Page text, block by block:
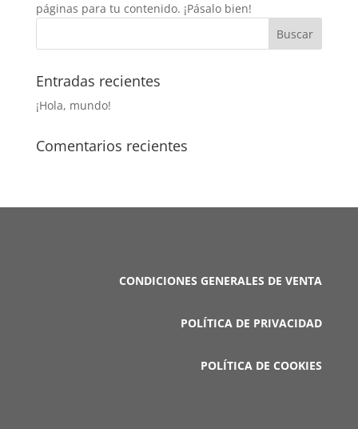
páginas para tu contenido. ¡Pásalo bien!
Entradas recientes
¡Hola, mundo!
Comentarios recientes
CONDICIONES GENERALES DE VENTA
POLÍTICA DE PRIVACIDAD
POLÍTICA DE COOKIES